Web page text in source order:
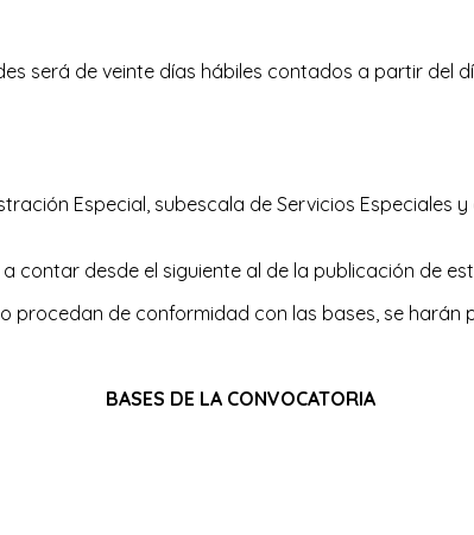
será de veinte días hábiles contados a partir del
Especial, subescala de Servicios Especiales
contar desde el siguiente al de la publicación de
de conformidad con las bases, se harán
BASES DE LA CONVOCATORIA